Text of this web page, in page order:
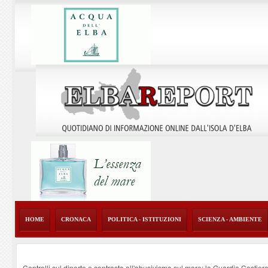
HOME CRONACA POLITICA - ISTITUZIONI SCIENZA - AMBIENTE